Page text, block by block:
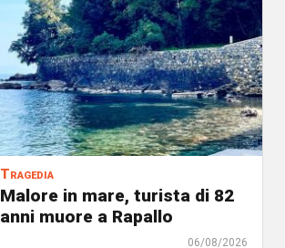
Tragedia
Malore in mare, turista di 82
anni muore a Rapallo
06/08/2026